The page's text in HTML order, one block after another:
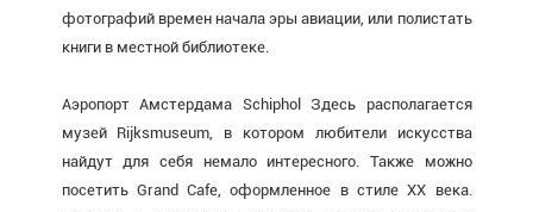
фотографий времен начала эры авиации, или полистать
книги в местной библиотеке.
Аэропорт Амстердама Schiphol Здесь располагается
музей Rijksmuseum, в котором любители искусства
найдут для себя немало интересного. Также можно
посетить Grand Cafe, оформленное в стиле XX века.